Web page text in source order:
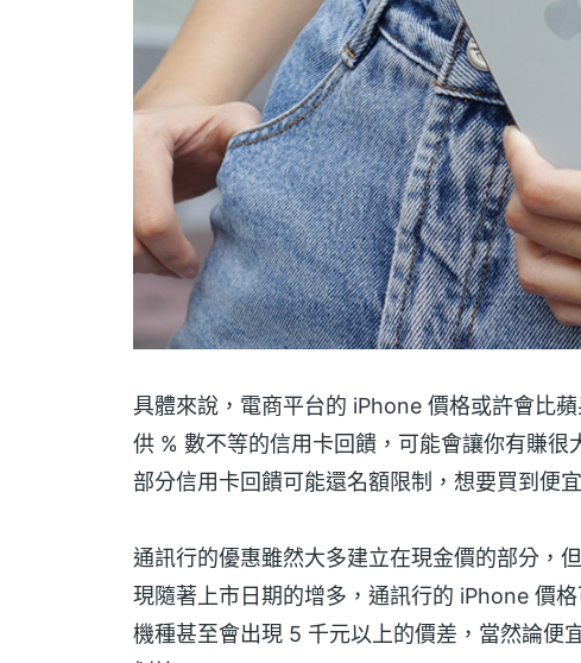
具體來說，電商平台的 iPhone 價格或許會比
供 % 數不等的信用卡回饋，可能會讓你有賺很
部分信用卡回饋可能還名額限制，想要買到便
通訊行的優惠雖然大多建立在現金價的部分，
現隨著上市日期的增多，通訊行的 iPhone 價
機種甚至會出現 5 千元以上的價差，當然論便